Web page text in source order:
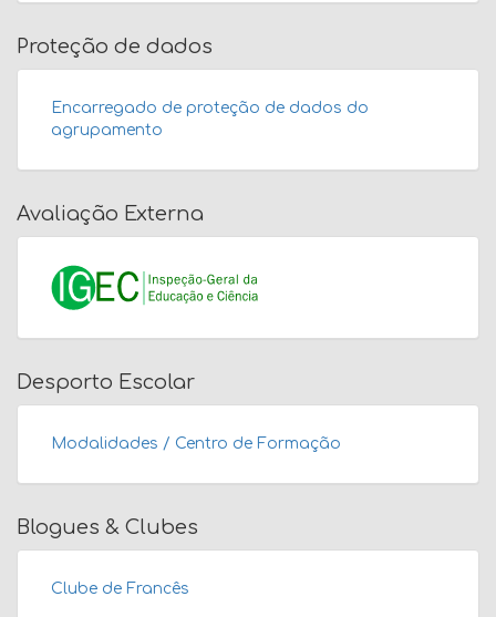
Proteção de dados
Encarregado de proteção de dados do
agrupamento
Avaliação Externa
Desporto Escolar
Modalidades / Centro de Formação
Blogues & Clubes
Clube de Francês